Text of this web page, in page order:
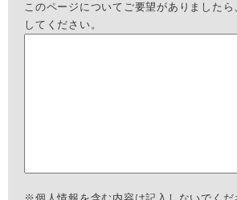
このページについてご要望がありましたら
してください。